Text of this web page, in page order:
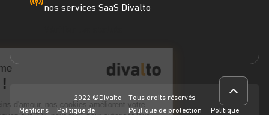
Dossier ERP
Webinars
nos services SaaS Divalto
2022 ©Divalto - Tous droits réservés
Mentions
Politique de Politique de protection Politique
Chez Divalto on aime
Tendres, moelleux et pleins d'amour, nos cookies améliorent votre